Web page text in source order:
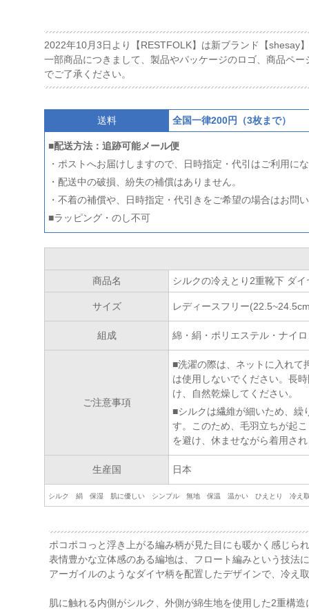
2022年10月3日より【RESTFOLK】は新ブランド【shesay
一部商品につきまして、製品やパッケージのロゴ、商品ペ
でご了承ください。
送料 全国一律200円（3枚まで）
■配送方法：追跡可能メール便
・ポストへお届けしますので、日時指定・代引はご利用に
・配送中の破損、紛失の補償はありません。
・不着の補償や、日時指定・代引きをご希望の場合はお問
■ラッピング・のし不可
商品名 シルクの冷えとり2重靴下 ダイ
サイズ レディースフリー
組成 綿・絹・ポリエステル・ナイ
ご注意事項
■洗濯の際は、ネットに入れて
は使用しないでください。長
け、自然乾燥してください。
■シルクは繊維が細いため、繰
す。このため、毛羽立ちが起
を避け、休ませながら着用さ
生産国 日本
シルク 絹 保湿 肌に優しい シンプル 無地 保温 温かい ひえとり 冷
ポコポコっと浮き上がる編み柄が見た目にも暖かく感じら
表情豊かな立体感のある編地は、フロート編みという技法
アーガイルのようなダイヤ柄を配置したデザインで、冷え
肌に触れる内側がシルク、外側が綿生地を使用した2重構